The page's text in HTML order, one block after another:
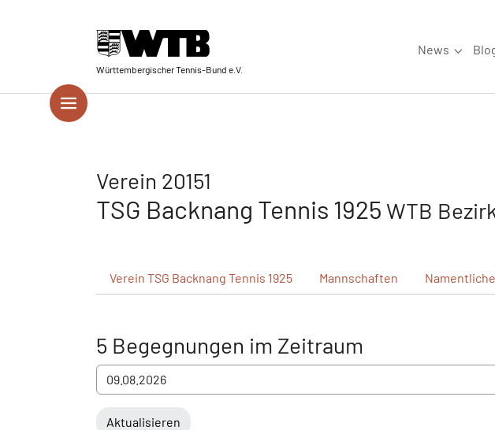
Württembergischer Tennis-Bund e.V.
News
Verein 20151
TSG Backnang Tennis 1925 WTB
Verein TSG Backnang Tennis 1925 Mannschaften Namentliche
5 Begegnungen im Zeitraum
Aktualisieren